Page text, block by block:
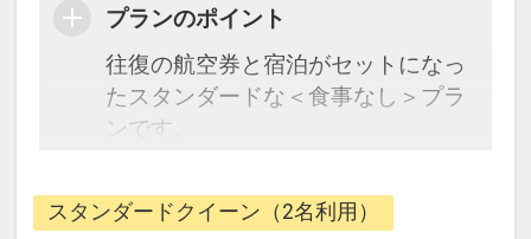
プランのポイント
往復の航空券と宿泊がセットになっ
たスタンダードな＜食事なし＞プラ
ンです。
できるダイナミックパッケージだか
ら、一都市滞在はもちろん周遊旅行
スタンダードクイーン（2名利用）